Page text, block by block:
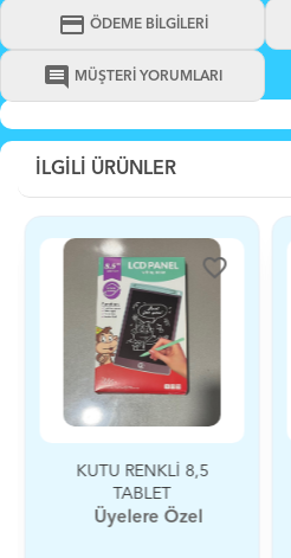
credit_card ÖDEME BİLGİLERİ
comment MÜŞTERİ YORUMLARI
İLGİLİ ÜRÜNLER
favorite_border
KUTU RENKLİ 8,5
TABLET
Üyelere Özel